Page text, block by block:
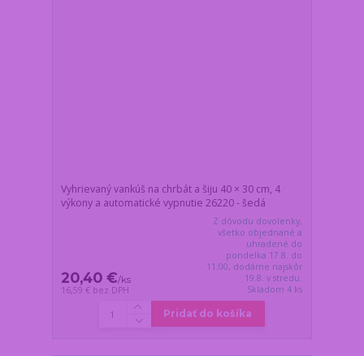
Vyhrievaný vankúš na chrbát a šiju 40 × 30 cm, 4
výkony a automatické vypnutie 26220 - šedá
20,40 €/ks
16,59 € bez DPH
Z dôvodu dovolenky,
všetko objednané a
uhradené do
pondelka 17.8. do
11:00, dodáme najskôr
19.8. v stredu.
Skladom 4 ks
Pridať do košíka